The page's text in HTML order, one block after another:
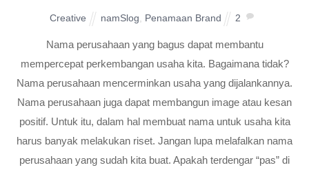
Creative namSlog, Penamaan Brand 2
Nama perusahaan yang bagus dapat membantu
mempercepat perkembangan usaha kita. Bagaimana tidak?
Nama perusahaan mencerminkan usaha yang dijalankannya.
Nama perusahaan juga dapat membangun image atau kesan
positif. Untuk itu, dalam hal membuat nama untuk usaha kita
harus banyak melakukan riset. Jangan lupa melafalkan nama
perusahaan yang sudah kita buat. Apakah terdengar “pas” di